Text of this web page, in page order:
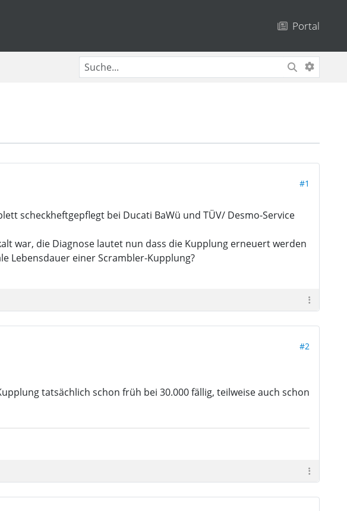
Portal
#1
scheckheftgepflegt bei Ducati BaWü und TÜV/ Desmo-Service
war, die Diagnose lautet nun dass die Kupplung erneuert werden
Lebensdauer einer Scrambler-Kupplung?
#2
tatsächlich schon früh bei 30.000 fällig, teilweise auch schon